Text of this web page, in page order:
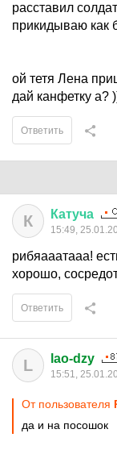
расставил
прикидываю как
ой тетя Лена
дай канфетку а?
Ответить
К Катуча
15:49,
рибяааатааа!
хорошо,
Ответить
L lao-dzy
15:51,
От пользователя
да и на посошок